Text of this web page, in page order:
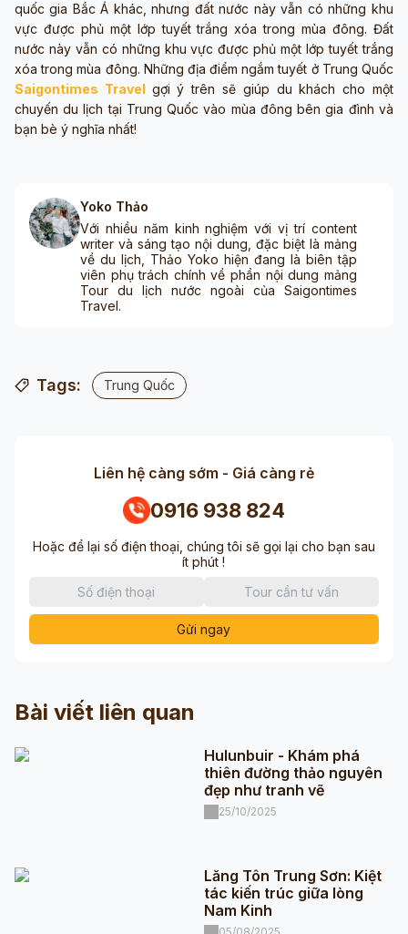
quốc gia Bắc Á khác, nhưng đất nước này vẫn có những khu
vực được phủ một lớp tuyết trắng xóa trong mùa đông. Đất
nước này vẫn có những khu vực được phủ một lớp tuyết trắng
xóa trong mùa đông. Những địa điểm ngắm tuyết ở Trung Quốc
Saigontimes Travel gợi ý trên sẽ giúp du khách cho một
chuyến du lịch tại Trung Quốc vào mùa đông bên gia đình và
bạn bè ý nghĩa nhất!
Yoko Thảo
Với nhiều năm kinh nghiệm với vị trí content
writer và sáng tạo nội dung, đặc biệt là mảng
về du lịch, Thảo Yoko hiện đang là biên tập
viên phụ trách chính về phần nội dung mảng
Tour du lịch nước ngoài của Saigontimes
Travel.
Tags: Trung Quốc
Liên hệ càng sớm - Giá càng rẻ
0916 938 824
Hoặc để lại số điện thoại, chúng tôi sẽ gọi lại cho bạn sau
ít phút !
Gửi ngay
Bài viết liên quan
Hulunbuir - Khám phá
thiên đường thảo nguyên
đẹp như tranh vẽ
25/10/2025
Lăng Tôn Trung Sơn: Kiệt
tác kiến trúc giữa lòng
Nam Kinh